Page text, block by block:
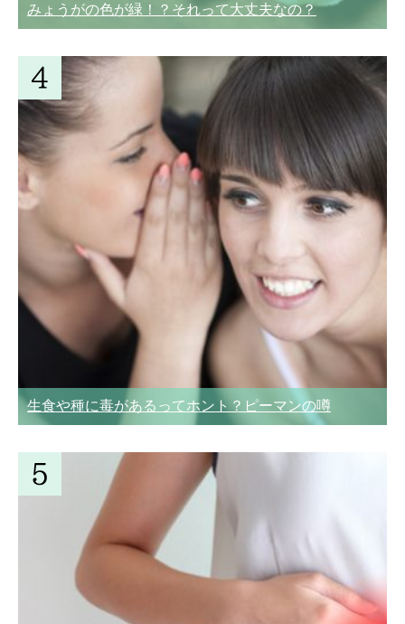
みょうがの色が緑！？それって大丈夫なの？
生食や種に毒があるってホント？ピーマンの噂